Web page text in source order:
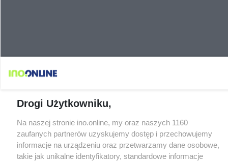
Drogi Użytkowniku,
Na naszej stronie ino.online, my oraz naszych 1160
zaufanych partnerów uzyskujemy dostęp i przechowujemy
informacje na urządzeniu oraz przetwarzamy dane osobowe,
takie jak unikalne identyfikatory, standardowe informacje